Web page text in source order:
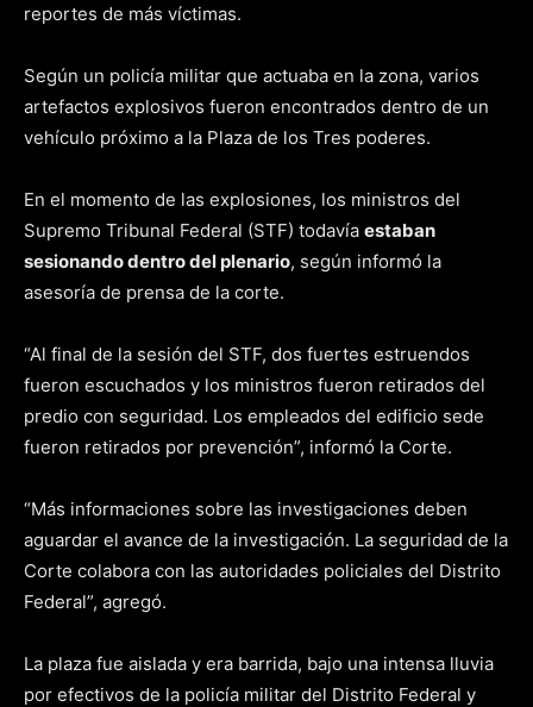
reportes de más víctimas.
Según un policía militar que actuaba en la zona, varios
artefactos explosivos fueron encontrados dentro de un
vehículo próximo a la Plaza de los Tres poderes.
En el momento de las explosiones, los ministros del
Supremo Tribunal Federal (STF) todavía estaban
sesionando dentro del plenario, según informó la
asesoría de prensa de la corte.
“Al final de la sesión del STF, dos fuertes estruendos
fueron escuchados y los ministros fueron retirados del
predio con seguridad. Los empleados del edificio sede
fueron retirados por prevención”, informó la Corte.
“Más informaciones sobre las investigaciones deben
aguardar el avance de la investigación. La seguridad de la
Corte colabora con las autoridades policiales del Distrito
Federal”, agregó.
La plaza fue aislada y era barrida, bajo una intensa lluvia
por efectivos de la policía militar del Distrito Federal y